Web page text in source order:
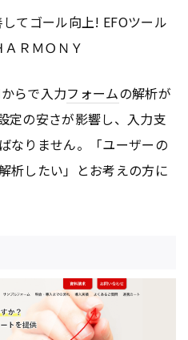
てゴール向上! EFOツール
ＡＲＭＯＮＹ
らで入力フォームの解析が
定の安さが影響し、入力支
なりません。「ユーザーの
析したい」とお考えの方に